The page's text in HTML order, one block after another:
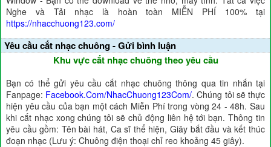
Nghe và Tải nhạc là hoàn toàn MIỄN PHÍ 100% tại
https://nhacchuong123.com/
Yêu cầu cắt nhạc chuông - Gửi bình luận
Khu vực cắt nhạc chuông theo yêu cầu
Bạn có thể gửi yêu cầu cắt nhạc chuông thông qua tin nhắn tại
Fanpage: Facebook.Com/NhacChuong123Com/. Chúng tôi sẽ thực
hiện yêu cầu của bạn một cách Miễn Phí trong vòng 24 - 48h. Sau
khi cắt nhạc xong chúng tôi sẽ chủ động liên hệ tới bạn. Thông tin
yêu cầu gồm: Tên bài hát, Ca sĩ thể hiện, Giây bắt đầu và kết thúc
đoạn nhạc (Lưu ý: Chuông điện thoại chỉ reo khoảng 45 giây).